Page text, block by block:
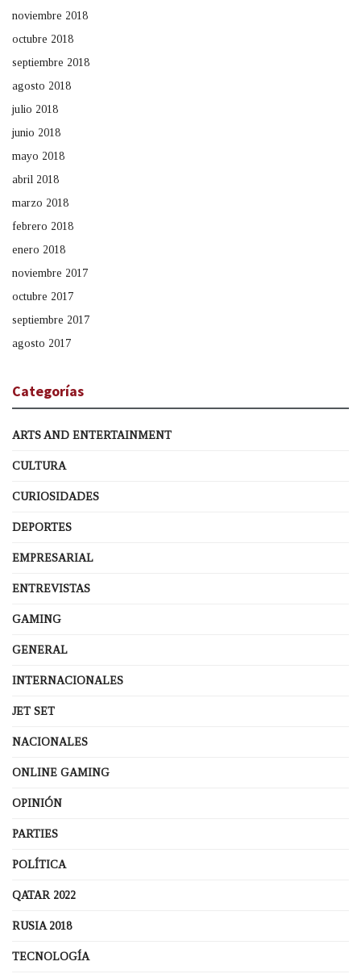
noviembre 2018
octubre 2018
septiembre 2018
agosto 2018
julio 2018
junio 2018
mayo 2018
abril 2018
marzo 2018
febrero 2018
enero 2018
noviembre 2017
octubre 2017
septiembre 2017
agosto 2017
Categorías
ARTS AND ENTERTAINMENT
CULTURA
CURIOSIDADES
DEPORTES
EMPRESARIAL
ENTREVISTAS
GAMING
GENERAL
INTERNACIONALES
JET SET
NACIONALES
ONLINE GAMING
OPINIÓN
PARTIES
POLÍTICA
QATAR 2022
RUSIA 2018
TECNOLOGÍA